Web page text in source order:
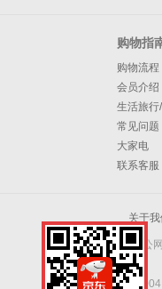
购物指
购物流程
会员介绍
生活旅行
常见问题
大家电
联系客服
关于我
京公
Copyright ©